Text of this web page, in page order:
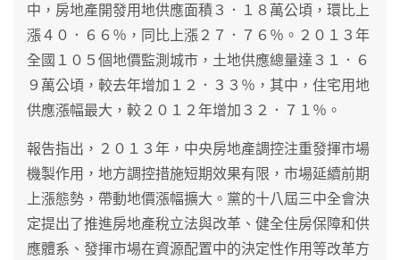
中，房地產開發用地供應面積３．１８萬公頃，環比上
漲４０．６６％，同比上漲２７．７６％。２０１３年
全國１０５個地價監測城市，土地供應總量達３１．６
９萬公頃，較去年增加１２．３３％，其中，住宅用地
供應漲幅最大，較２０１２年增加３２．７１％。
報告指出，２０１３年，中央房地產調控注重發揮市場
機製作用，地方調控措施短期效果有限，市場延續前期
上漲態勢，帶動地價漲幅擴大。黨的十八屆三中全會決
定提出了推進房地產稅立法與改革、健全住房保障和供
應體系、發揮市場在資源配置中的決定性作用等改革方